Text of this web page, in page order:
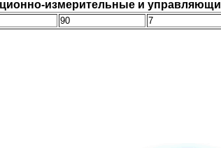
измерительные и
90 7